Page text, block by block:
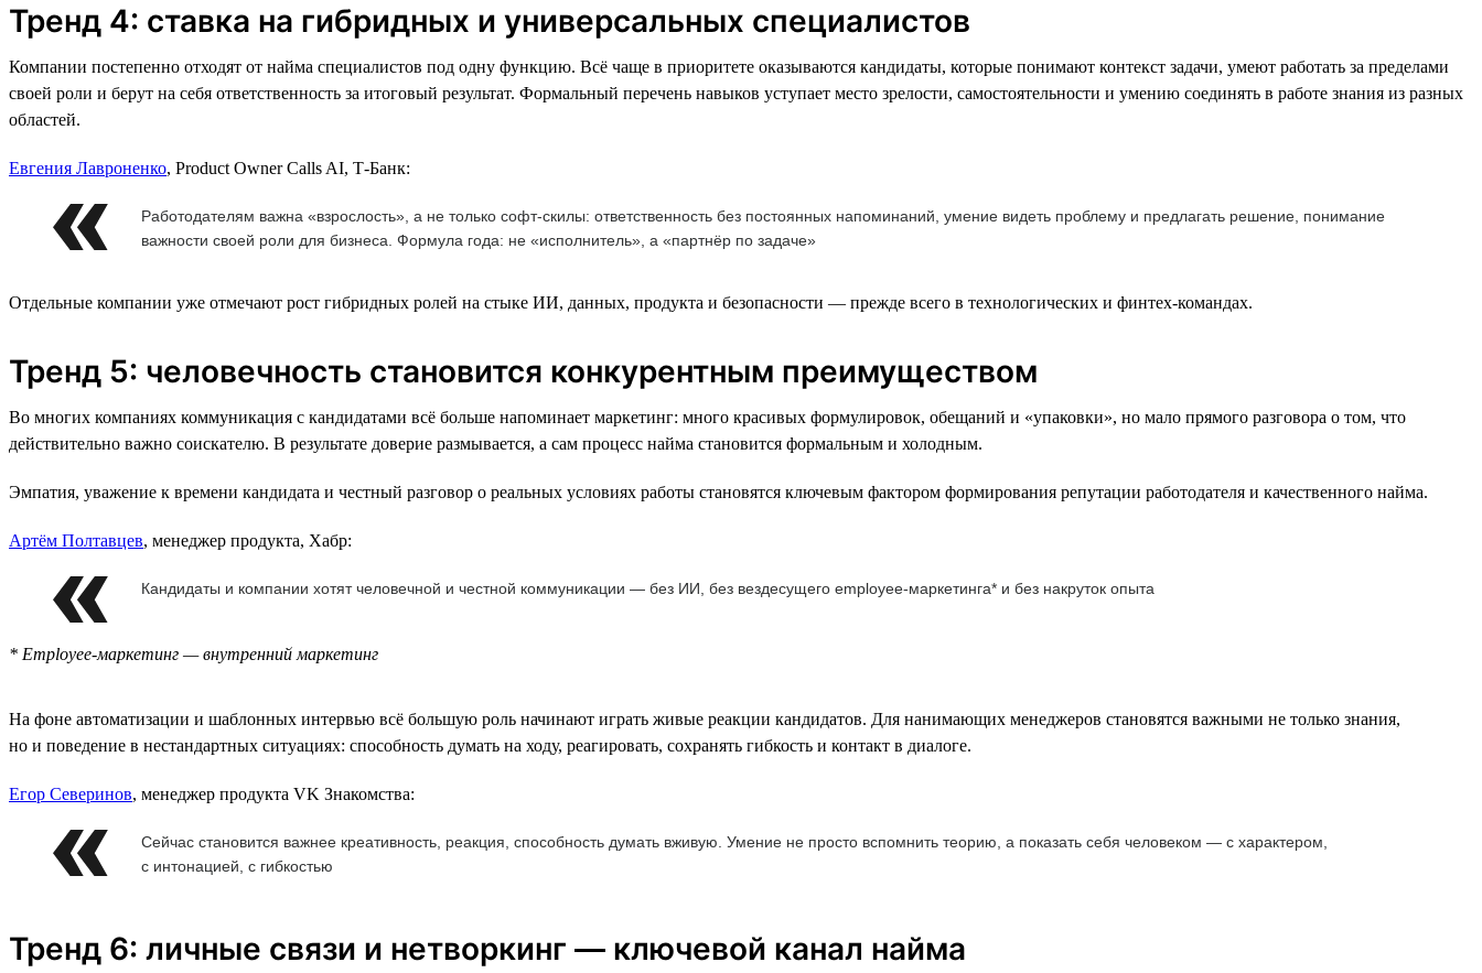
Тренд 4: ставка на гибридных и универсальных специалистов
Компании постепенно отходят от найма специалистов под одну функцию. Всё чаще в приоритете оказываются кандидаты, которые понимают контекст задачи, умеют работать за пределами
своей роли и берут на себя ответственность за итоговый результат. Формальный перечень навыков уступает место зрелости, самостоятельности и умению соединять в работе знания из разных
областей.
Евгения Лавроненко, Product Owner Calls AI, Т-Банк:
Работодателям важна «взрослость», а не только софт-скилы: ответственность без постоянных напоминаний, умение видеть проблему и предлагать решение, понимание
важности своей роли для бизнеса. Формула года: не «исполнитель», а «партнёр по задаче»
Отдельные компании уже отмечают рост гибридных ролей на стыке ИИ, данных, продукта и безопасности — прежде всего в технологических и финтех-командах.
Тренд 5: человечность становится конкурентным преимуществом
Во многих компаниях коммуникация с кандидатами всё больше напоминает маркетинг: много красивых формулировок, обещаний и «упаковки», но мало прямого разговора о том, что
действительно важно соискателю. В результате доверие размывается, а сам процесс найма становится формальным и холодным.
Эмпатия, уважение к времени кандидата и честный разговор о реальных условиях работы становятся ключевым фактором формирования репутации работодателя и качественного найма.
Артём Полтавцев, менеджер продукта, Хабр:
Кандидаты и компании хотят человечной и честной коммуникации — без ИИ, без вездесущего employee-маркетинга* и без накруток опыта
* Employee-маркетинг — внутренний маркетинг
На фоне автоматизации и шаблонных интервью всё большую роль начинают играть живые реакции кандидатов. Для нанимающих менеджеров становятся важными не только знания,
но и поведение в нестандартных ситуациях: способность думать на ходу, реагировать, сохранять гибкость и контакт в диалоге.
Егор Северинов, менеджер продукта VK Знакомства:
Сейчас становится важнее креативность, реакция, способность думать вживую. Умение не просто вспомнить теорию, а показать себя человеком — с характером,
с интонацией, с гибкостью
Тренд 6: личные связи и нетворкинг — ключевой канал найма